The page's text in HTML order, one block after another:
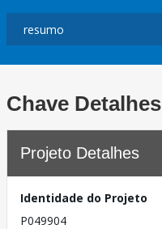
Chave Detalhes
Projeto Detalhes
Identidade do Projeto
P049904